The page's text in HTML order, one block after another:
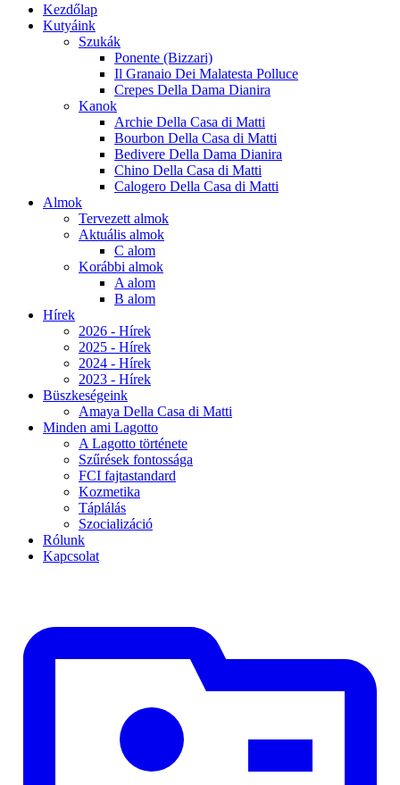
Kezdőlap
Kutyáink
Szukák
Ponente (Bizzari)
Il Granaio Dei Malatesta Polluce
Crepes Della Dama Dianira
Kanok
Archie Della Casa di Matti
Bourbon Della Casa di Matti
Bedivere Della Dama Dianira
Chino Della Casa di Matti
Calogero Della Casa di Matti
Almok
Tervezett almok
Aktuális almok
C alom
Korábbi almok
A alom
B alom
Hírek
2026 - Hírek
2025 - Hírek
2024 - Hírek
2023 - Hírek
Büszkeségeink
Amaya Della Casa di Matti
Minden ami Lagotto
A Lagotto története
Szűrések fontossága
FCI fajtastandard
Kozmetika
Táplálás
Szocializáció
Rólunk
Kapcsolat